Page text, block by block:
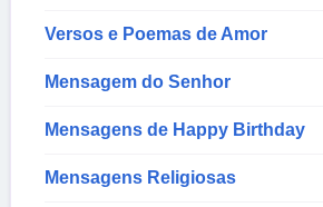
Versos e Poemas de Amor
Mensagem do Senhor
Mensagens de Happy Birthday
Mensagens Religiosas